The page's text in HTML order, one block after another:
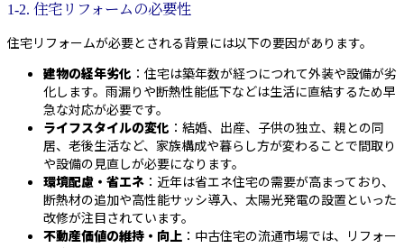
1-2. 住宅リフォームの必要性
住宅リフォームが必要とされる背景には以下の要因があります。
建物の経年劣化 ：住宅は築年数が経つにつれて外装や設備が劣
化します。雨漏りや断熱性能低下などは生活に直結するため早
急な対応が必要です。
ライフスタイルの変化 ：結婚、出産、子供の独立、親との同
居、老後生活など、家族構成や暮らし方が変わることで間取り
や設備の見直しが必要になります。
環境配慮・省エネ ：近年は省エネ住宅の需要が高まっており、
断熱材の追加や高性能サッシ導入、太陽光発電の設置といった
改修が注目されています。
不動産価値の維持・向上 ：中古住宅の流通市場では、リフォー